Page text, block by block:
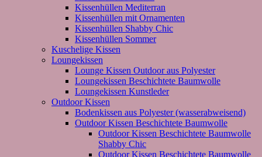
Kissenhüllen Mediterran
Kissenhüllen mit Ornamenten
Kissenhüllen Shabby Chic
Kissenhüllen Sommer
Kuschelige Kissen
Loungekissen
Lounge Kissen Outdoor aus Polyester
Loungekissen Beschichtete Baumwolle
Loungekissen Kunstleder
Outdoor Kissen
Bodenkissen aus Polyester (wasserabweisend)
Outdoor Kissen Beschichtete Baumwolle
Outdoor Kissen Beschichtete Baumwolle
Shabby Chic
Outdoor Kissen Beschichtete Baumwolle